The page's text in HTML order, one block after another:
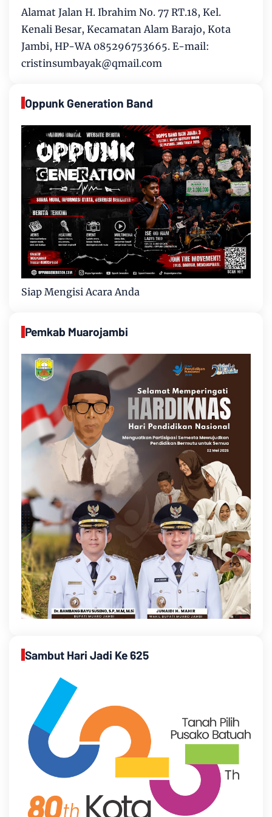
Alamat Jalan H. Ibrahim No. 77 RT.18, Kel.
Kenali Besar, Kecamatan Alam Barajo, Kota
Jambi, HP-WA 085296753665. E-mail:
cristinsumbayak@qmail.com
Oppunk Generation Band
Siap Mengisi Acara Anda
Pemkab Muarojambi
Sambut Hari Jadi Ke 625